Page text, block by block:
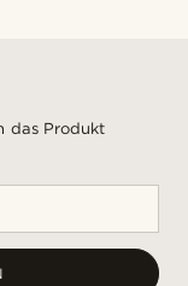
das Produkt